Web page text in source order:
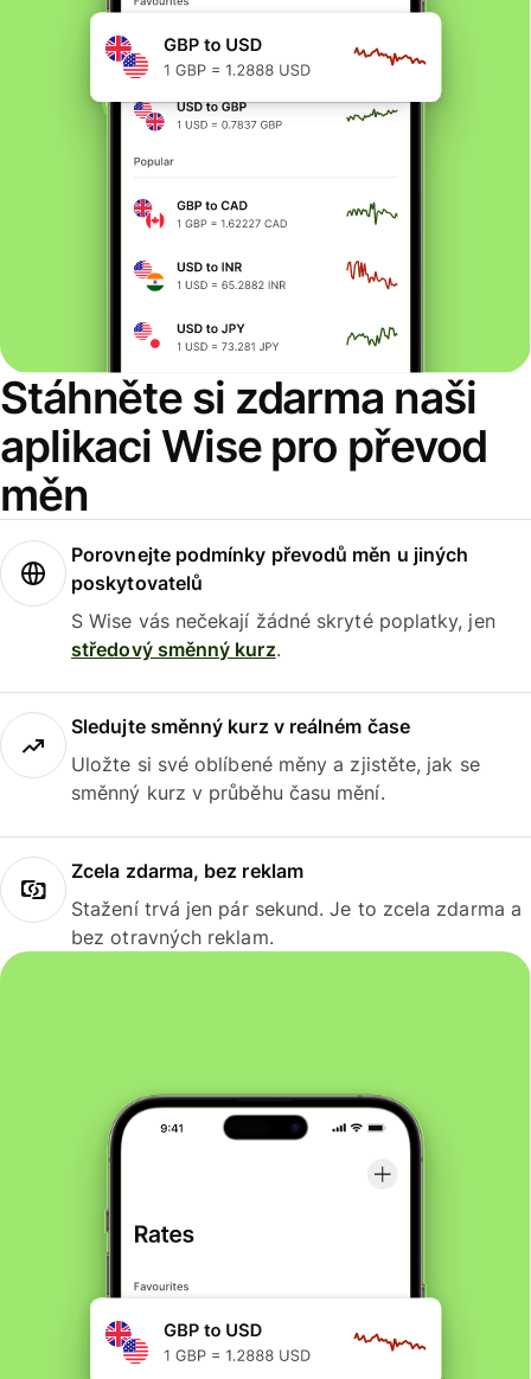
Stáhněte si zdarma naši
aplikaci Wise pro převod
měn
Porovnejte podmínky převodů měn u jiných
poskytovatelů
S Wise vás nečekají žádné skryté poplatky, jen
středový směnný kurz.
Sledujte směnný kurz v reálném čase
Uložte si své oblíbené měny a zjistěte, jak se
směnný kurz v průběhu času mění.
Zcela zdarma, bez reklam
Stažení trvá jen pár sekund. Je to zcela zdarma a
bez otravných reklam.